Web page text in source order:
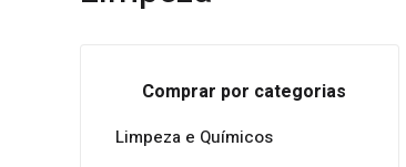
Comprar por categorias
Limpeza e Químicos